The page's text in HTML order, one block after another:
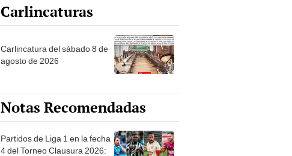
Carlincaturas
Carlincatura del sábado 8 de
agosto de 2026
Notas Recomendadas
Partidos de Liga 1 en la fecha
4 del Torneo Clausura 2026: